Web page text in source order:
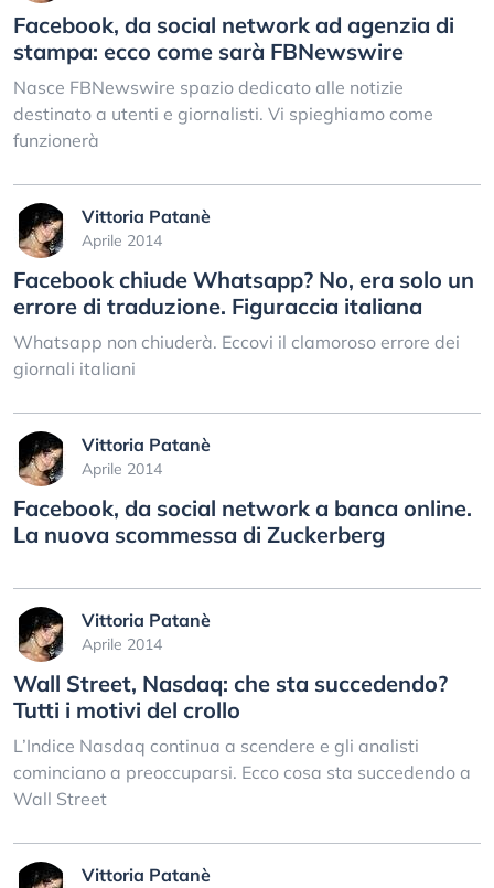
Facebook, da social network ad agenzia di
stampa: ecco come sarà FBNewswire
Nasce FBNewswire spazio dedicato alle notizie
destinato a utenti e giornalisti. Vi spieghiamo come
funzionerà
Vittoria Patanè
Aprile 2014
Facebook chiude Whatsapp? No, era solo un
errore di traduzione. Figuraccia italiana
Whatsapp non chiuderà. Eccovi il clamoroso errore dei
giornali italiani
Vittoria Patanè
Aprile 2014
Facebook, da social network a banca online.
La nuova scommessa di Zuckerberg
Vittoria Patanè
Aprile 2014
Wall Street, Nasdaq: che sta succedendo?
Tutti i motivi del crollo
L’Indice Nasdaq continua a scendere e gli analisti
cominciano a preoccuparsi. Ecco cosa sta succedendo a
Wall Street
Vittoria Patanè